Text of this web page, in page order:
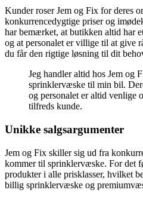
Kunder roser Jem og Fix for deres
konkurrencedygtige priser og
har bemærket, at butikken altid har
og at personalet er villige til at give
du får den rigtige løsning til dit
Jeg handler altid hos Jem og
sprinklervæske til min bil.
og personalet er altid venlige
tilfreds kunde.
Unikke salgsargumenter
Jem og Fix skiller sig ud fra
kommer til sprinklervæske. For det
produkter i alle prisklasser, hvilket
billig sprinklervæske og